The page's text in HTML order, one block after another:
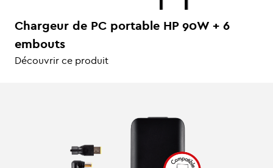
Chargeur de PC portable HP 90W + 6
embouts
Découvrir ce produit